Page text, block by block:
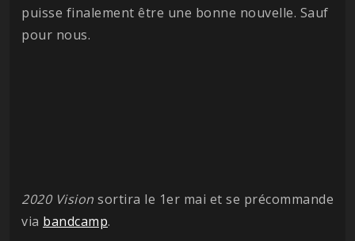
puisse finalement être une bonne nouvelle. Sauf
pour nous.
2020 Vision sortira le 1er mai et se précommande
via bandcamp.